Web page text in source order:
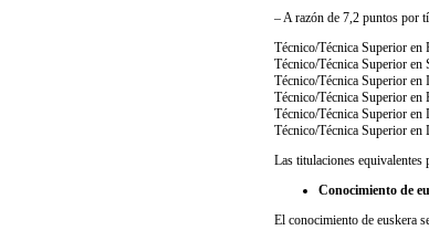
– A razón de 7,2 puntos por
Técnico/Técnica Superior en
Técnico/Técnica Superior en
Técnico/Técnica Superior en
Técnico/Técnica Superior en
Técnico/Técnica Superior
Técnico/Técnica Superior
Las titulaciones
Conocimiento de
El conocimiento de euskera